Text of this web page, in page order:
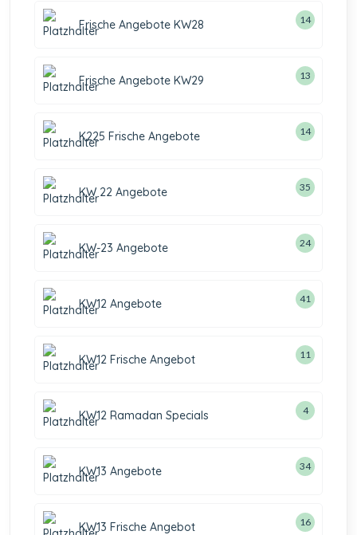
Frische Angebote KW28 14
Frische Angebote KW29 13
K225 Frische Angebote 14
KW 22 Angebote 35
KW-23 Angebote 24
KW12 Angebote 41
KW12 Frische Angebot 11
KW12 Ramadan Specials 4
KW13 Angebote 34
KW13 Frische Angebot 16